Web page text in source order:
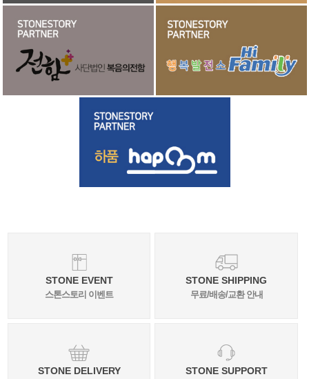
STONE EVENT
스톤스토리 이벤트
STONE SHIPPING
무료/배송/교환 안내
STONE DELIVERY STONE SUPPORT